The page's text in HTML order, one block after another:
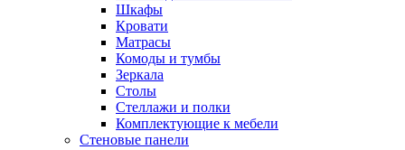
Шкафы
Кровати
Матрасы
Комоды и тумбы
Зеркала
Столы
Стеллажи и полки
Комплектующие к мебели
Стеновые панели